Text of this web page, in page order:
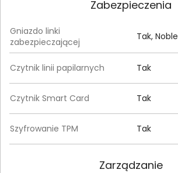
Zabezpieczenia
Gniazdo linki
zabezpieczającej
Tak, Noble
Czytnik linii papilarnych Tak
Czytnik Smart Card Tak
Szyfrowanie TPM Tak
Zarządzanie